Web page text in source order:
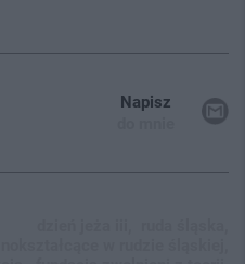
Napisz